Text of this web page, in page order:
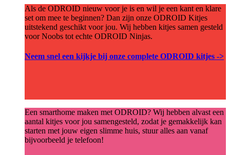
Als de ODROID nieuw voor je is en wil je een kant en klare
set om mee te beginnen? Dan zijn onze ODROID Kitjes
uitstekend geschikt voor jou. Wij hebben kitjes samen gesteld
voor Noobs tot echte ODROID Ninjas.
Neem snel een kijkje bij onze complete ODROID kitjes ->
Een smarthome maken met ODROID? Wij hebben alvast een
aantal kitjes voor jou samengesteld, zodat je gemakkelijk kan
starten met jouw eigen slimme huis, stuur alles aan vanaf
bijvoorbeeld je telefoon!